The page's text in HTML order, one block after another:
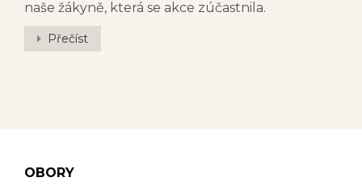
naše žákyně, která se akce zúčastnila.
Přečíst
OBORY